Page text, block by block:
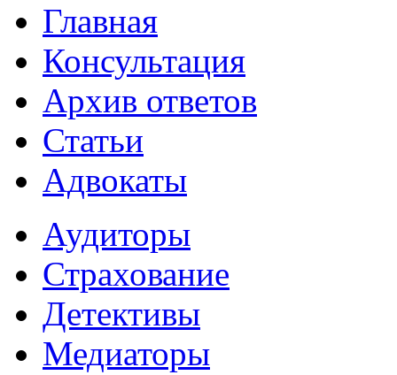
Главная
Консультация
Архив ответов
Статьи
Адвокаты
Аудиторы
Страхование
Детективы
Медиаторы